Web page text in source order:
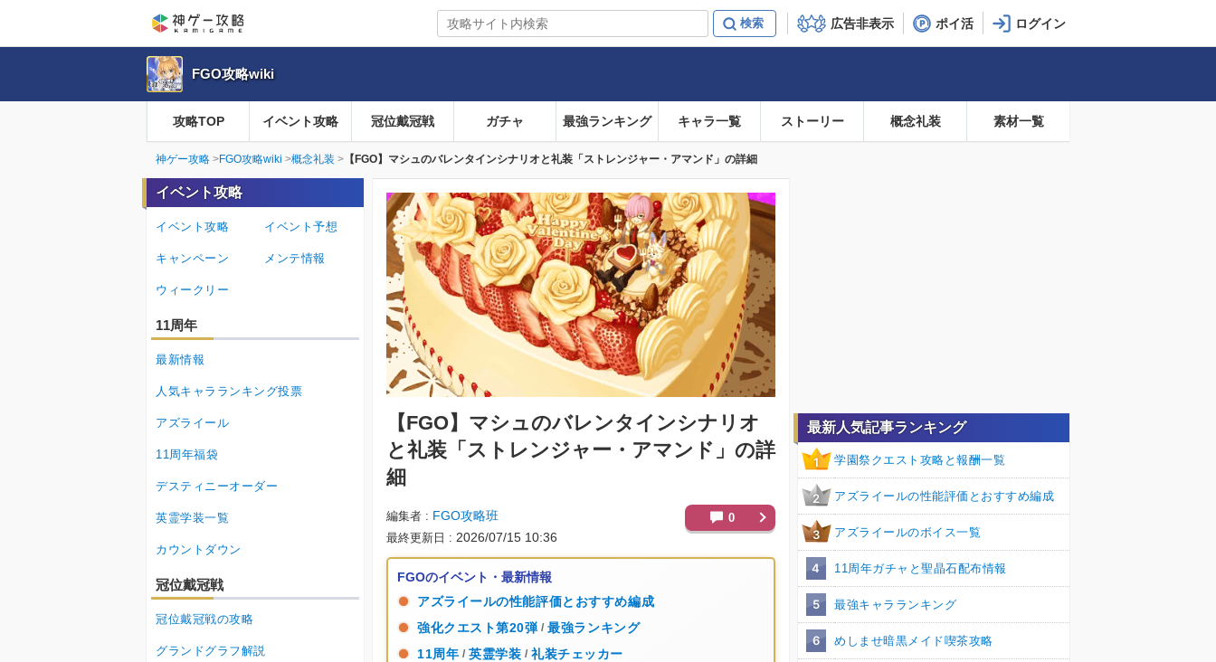
広告非表示 ポイ活
FGO攻略wiki
攻略TOP イベント攻略 冠位戴冠戦 ガチャ 最強ランキング キャラ一覧 ストーリー 概念礼装 素材一覧
神ゲー攻略 FGO攻略wiki 概念礼装 【FGO】マシュのバレンタインシナリオと礼装「ストレンジャー・アマンド」の詳細
【FGO】 マシュのバレンタインシナリオ
と礼装「ストレンジャー・アマンド」の詳
細
編集者 FGO攻略班
最終更新日 2026/07/15 10:36
0
FGOのイベント・最新情報
アズライールの性能評価とおすすめ編成
強化クエスト第20弾 / 最強ランキング
11周年 / 英霊学装 / 礼装チェッカー
最新人気記事ランキング
1 学園祭クエスト攻略と報酬一覧
2 アズライールの性能評価とおすすめ編成
3 アズライールのボイス一覧
4 11周年ガチャと聖晶石配布情報
5 最強キャラランキング
6 めしませ暗黒メイド喫茶攻略
イベント攻略
イベント攻略 イベント予想
キャンペーン メンテ情報
ウィークリー
11周年
最新情報
人気キャラランキング投票
アズライール
11周年福袋
デスティニーオーダー
英霊学装一覧
カウントダウン
冠位戴冠戦
冠位戴冠戦の攻略
グランドグラフ解説